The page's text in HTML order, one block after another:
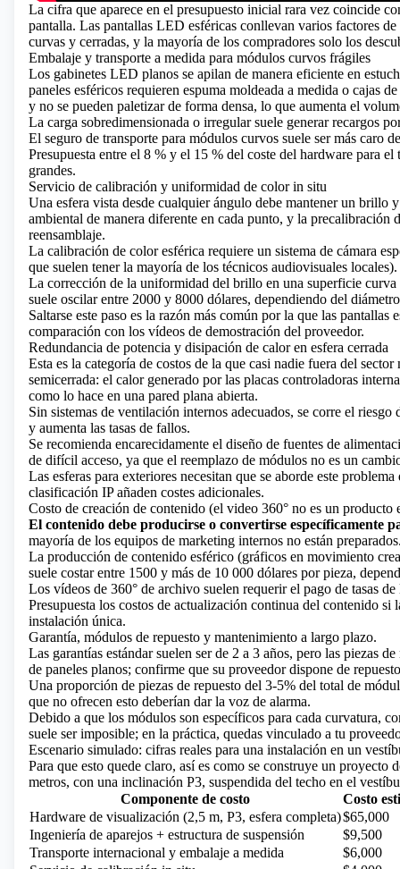
La cifra que aparece en el presupuesto inicial rara vez coincide
pantalla. Las pantallas LED esféricas conllevan varios factores
curvas y cerradas, y la mayoría de los compradores solo los
Embalaje y transporte a medida para módulos curvos frágiles
Los gabinetes LED planos se apilan de manera eficiente en
paneles esféricos requieren espuma moldeada a medida o cajas
y no se pueden paletizar de forma densa, lo que aumenta el
La carga sobredimensionada o irregular suele generar recargos
El seguro de transporte para módulos curvos suele ser más caro
Presupuesta entre el 8 % y el 15 % del coste del hardware para
grandes.
Servicio de calibración y uniformidad de color in situ
Una esfera vista desde cualquier ángulo debe mantener un
ambiental de manera diferente en cada punto, y la
reensamblaje.
La calibración de color esférica requiere un sistema de cámara
que suelen tener la mayoría de los técnicos audiovisuales locales).
La corrección de la uniformidad del brillo en una superficie
suele oscilar entre 2000 y 8000 dólares, dependiendo del
Saltarse este paso es la razón más común por la que las
comparación con los vídeos de demostración del proveedor.
Redundancia de potencia y disipación de calor en esfera cerrada
Esta es la categoría de costos de la que casi nadie fuera del
semicerrada: el calor generado por las placas controladoras
como lo hace en una pared plana abierta.
Sin sistemas de ventilación internos adecuados, se corre el
y aumenta las tasas de fallos.
Se recomienda encarecidamente el diseño de fuentes de
de difícil acceso, ya que el reemplazo de módulos no es un
Las esferas para exteriores necesitan que se aborde este
clasificación IP añaden costes adicionales.
Costo de creación de contenido (el video 360° no es un producto
El contenido debe producirse o convertirse específicamente
mayoría de los equipos de marketing internos no están
La producción de contenido esférico (gráficos en movimiento
suele costar entre 1500 y más de 10 000 dólares por pieza,
Los vídeos de 360° de archivo suelen requerir el pago de tasas
Presupuesta los costos de actualización continua del contenido si
instalación única.
Garantía, módulos de repuesto y mantenimiento a largo plazo.
Las garantías estándar suelen ser de 2 a 3 años, pero las piezas
de paneles planos; confirme que su proveedor dispone de
Una proporción de piezas de repuesto del 3-5% del total de
que no ofrecen esto deberían dar la voz de alarma.
Debido a que los módulos son específicos para cada curvatura,
suele ser imposible; en la práctica, quedas vinculado a tu
Escenario simulado: cifras reales para una instalación en un
Para que esto quede claro, así es como se construye un proyecto
metros, con una inclinación P3, suspendida del techo en el
Componente de costo
Costo
Hardware de visualización (2,5 m, P3, esfera completa)$65,000
Ingeniería de aparejos + estructura de suspensión
$9,500
Transporte internacional y embalaje a medida
$6,000